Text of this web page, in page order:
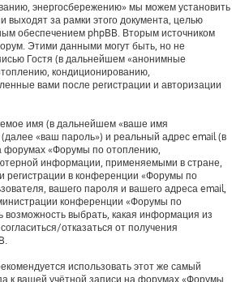
энергосбережению» мы можем установить
за рамки этого документа, целью
обеспечением phpBB. Вторым источником
Этими данными могут быть, но не
Гостя (в дальнейшем «анонимные
кондиционированию,
вами после регистрации и авторизации
имя (в дальнейшем «ваше имя
«ваш пароль») и реальный адрес email (в
форумах «Форумы по отоплению,
информации, применяемыми в стране,
регистрации в конференции «Форумы по
вашего пароля и вашего адреса email,
конференции «Форумы по
выбрать, какая информация из
отказаться от получения
использовать этот же самый
к вашей учётной записи на форумах «Форумы